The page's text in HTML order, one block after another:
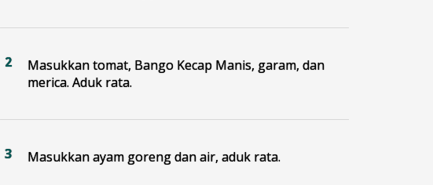
Masukkan tomat, Bango Kecap Manis, garam, dan
merica. Aduk rata.
Masukkan ayam goreng dan air, aduk rata.